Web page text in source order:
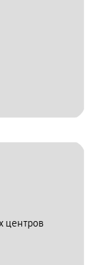
центров